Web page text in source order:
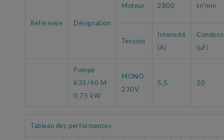
Référence Désignation
Moteur 2800 tr/min
Tension
Intensité
(A)
(µF)
Pompe
K35/40 M
0,75 kW
MONO
230V
5,5 20
Tableau des performances